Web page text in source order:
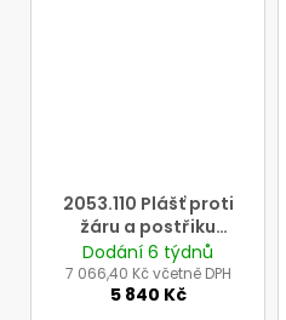
2053.110 Plášť proti
žáru a postřiku
taveninou
chirurgického střihu
se zapínáním vzadu,
Dodání 6 týdnů
7 066,40 Kč včetně DPH
5 840 Kč